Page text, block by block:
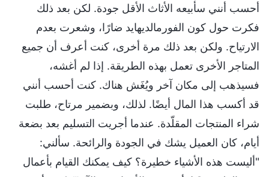
أحسب أنني سأبيعه الأثاث الأقل جودة. لكن بعد ذلك
فكرت حول كون الفورمالديهايد ضارًا، وشعرت بعدم
الارتياح. ولكن بعد ذلك مرة أخرى، كنت أعرف أن جميع
المتاجر الأخرى تعمل بهذه الطريقة. إذا لم أغشه،
فسيذهب إلى مكان آخر ويُغَش هناك. كنت أحسب أنني
قد أكسب هذا المال أيضًا. لذلك، وبضمير مرتاح، طلبت
شراء المنتجات المقلّدة. عندما أجريت التسليم بعد بضعة
أيام، كان العميل يشك في الجودة والرائحة. سألني:
"أليست هذه الأشياء خطيرة؟ كيف يمكنك القيام بأعمال